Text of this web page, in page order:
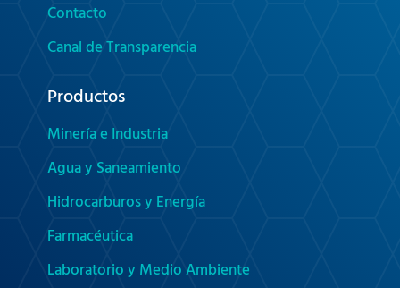
Contacto
Canal de Transparencia
Productos
Minería e Industria
Agua y Saneamiento
Hidrocarburos y Energía
Farmacéutica
Laboratorio y Medio Ambiente